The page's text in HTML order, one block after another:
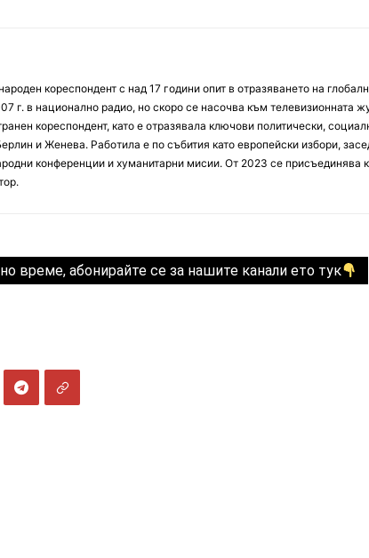
кореспондент с над 17 години опит в отразяването на
г. в национално радио, но скоро се насочва към телевизионната
кореспондент, като е отразявала ключови политически,
и Женева. Работила е по събития като европейски избори,
конференции и хуманитарни мисии. От 2023 се присъединява
време, абонирайте се за нашите канали ето тук